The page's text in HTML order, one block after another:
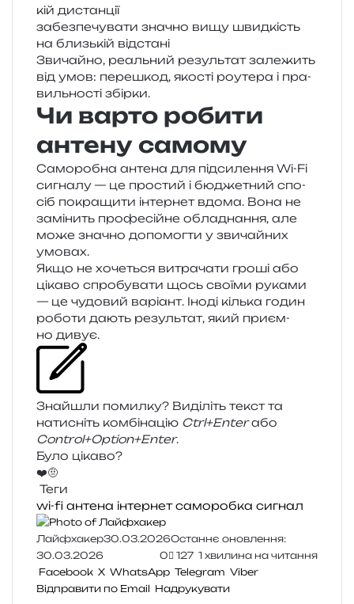
кій дистанції
забез­пе­чу­ва­ти зна­чно вищу швид­кість
на близь­кій відстані
Звичайно, реаль­ний резуль­тат зале­жить
від умов: пере­шкод, яко­сті роу­те­ра і пра­
виль­но­сті збірки.
Чи варто робити
антену самому
Саморобна анте­на для під­си­ле­н­ня Wi-Fi
сигна­лу — це про­стий і бюдже­тний спо­
сіб покра­щи­ти інтер­нет вдома. Вона не
замі­нить про­фе­сій­не обла­дна­н­ня, але
може зна­чно допо­мог­ти у зви­чай­них
умовах.
Якщо не хоче­ться витра­ча­ти гроші або
ціка­во спро­бу­ва­ти щось сво­ї­ми рука­ми
— це чудо­вий варі­ант. Іноді кіль­ка годин
робо­ти дають резуль­тат, який при­єм­
но дивує.
Знайшли помил­ку? Виділіть текст та
нати­сніть ком­бі­на­цію Ctrl+Enterабо
Control+Option+Enter.
Було цікаво?
❤️🤨
Теги
wi-fi антена інтернет саморобка сигнал
Лайфхакер30.03.2026Останнє оновлення:
30.03.2026
0 127 1 хвилина на читання
Facebook X WhatsApp Telegram Viber
Відправити по Email Надрукувати